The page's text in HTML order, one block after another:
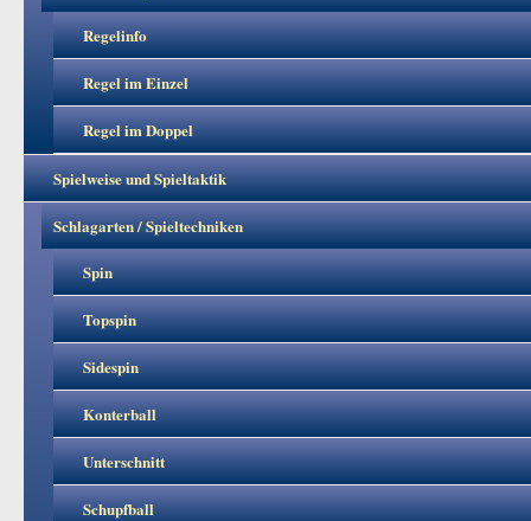
Regelinfo
Regel im Einzel
Regel im Doppel
Spielweise und Spieltaktik
Schlagarten / Spieltechniken
Spin
Topspin
Sidespin
Konterball
Unterschnitt
Schupfball